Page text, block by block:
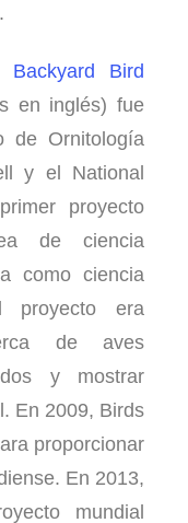
Bird
en inglés) fue
de Ornitología
y el National
proyecto
de ciencia
como ciencia
proyecto era
de aves
y mostrar
En 2009, Birds
proporcionar
En 2013,
mundial